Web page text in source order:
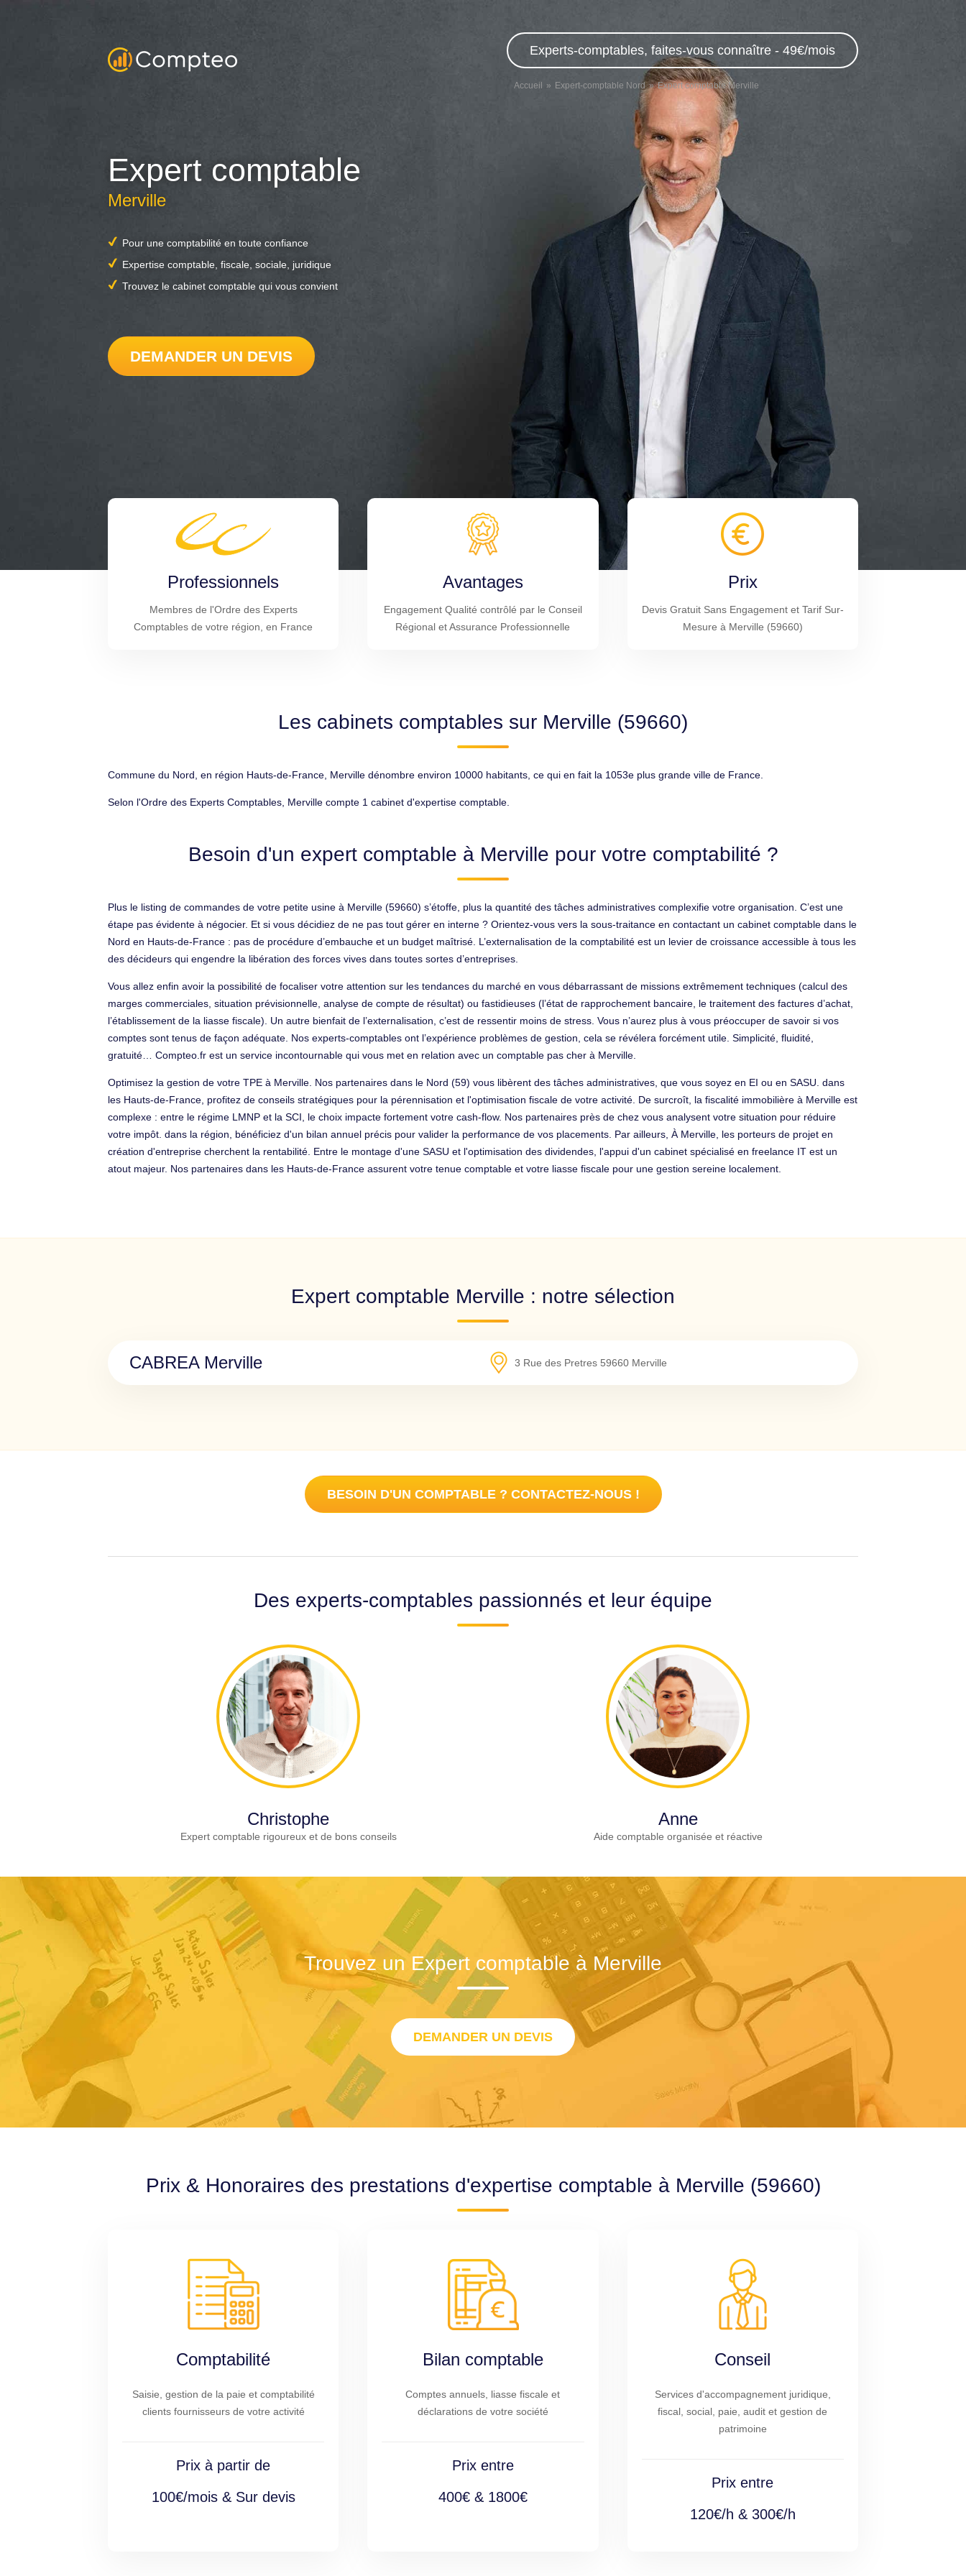
Experts-comptables, faites-vous connaître - 49€/mois
Accueil Expert-comptable Nord Expert comptable Merville
Expert comptable
Merville
Pour une comptabilité en toute confiance
Expertise comptable, fiscale, sociale, juridique
Trouvez le cabinet comptable qui vous convient
DEMANDER UN DEVIS
Professionnels
Membres de l'Ordre des Experts
Comptables de votre région, en France
Avantages
Engagement Qualité contrôlé par le Conseil
Régional et Assurance Professionnelle
Prix
Devis Gratuit Sans Engagement et Tarif Sur-
Mesure à Merville (59660)
Les cabinets comptables sur Merville (59660)
Commune du Nord, en région Hauts-de-France, Merville dénombre environ 10000 habitants, ce qui en fait la 1053e plus grande ville de France.
Selon l'Ordre des Experts Comptables, Merville compte 1 cabinet d'expertise comptable.
Besoin d'un expert comptable à Merville pour votre comptabilité ?
Plus le listing de commandes de votre petite usine à Merville (59660) s’étoffe, plus la quantité des tâches administratives complexifie votre organisation. C’est une
étape pas évidente à négocier. Et si vous décidiez de ne pas tout gérer en interne ? Orientez-vous vers la sous-traitance en contactant un cabinet comptable dans le
Nord en Hauts-de-France : pas de procédure d’embauche et un budget maîtrisé. L’externalisation de la comptabilité est un levier de croissance accessible à tous les
des décideurs qui engendre la libération des forces vives dans toutes sortes d’entreprises.
Vous allez enfin avoir la possibilité de focaliser votre attention sur les tendances du marché en vous débarrassant de missions extrêmement techniques (calcul des
marges commerciales, situation prévisionnelle, analyse de compte de résultat) ou fastidieuses (l’état de rapprochement bancaire, le traitement des factures d’achat,
l’établissement de la liasse fiscale). Un autre bienfait de l’externalisation, c’est de ressentir moins de stress. Vous n’aurez plus à vous préoccuper de savoir si vos
comptes sont tenus de façon adéquate. Nos experts-comptables ont l’expérience problèmes de gestion, cela se révélera forcément utile. Simplicité, fluidité,
gratuité… Compteo.fr est un service incontournable qui vous met en relation avec un comptable pas cher à Merville.
Optimisez la gestion de votre TPE à Merville. Nos partenaires dans le Nord (59) vous libèrent des tâches administratives, que vous soyez en EI ou en SASU. dans
les Hauts-de-France, profitez de conseils stratégiques pour la pérennisation et l'optimisation fiscale de votre activité. De surcroît, la fiscalité immobilière à Merville est
complexe : entre le régime LMNP et la SCI, le choix impacte fortement votre cash-flow. Nos partenaires près de chez vous analysent votre situation pour réduire
votre impôt. dans la région, bénéficiez d'un bilan annuel précis pour valider la performance de vos placements. Par ailleurs, À Merville, les porteurs de projet en
création d'entreprise cherchent la rentabilité. Entre le montage d'une SASU et l'optimisation des dividendes, l'appui d'un cabinet spécialisé en freelance IT est un
atout majeur. Nos partenaires dans les Hauts-de-France assurent votre tenue comptable et votre liasse fiscale pour une gestion sereine localement.
Expert comptable Merville : notre sélection
CABREA Merville 3 Rue des Pretres 59660 Merville
BESOIN D'UN COMPTABLE ? CONTACTEZ-NOUS !
Des experts-comptables passionnés et leur équipe
Christophe
Expert comptable rigoureux et de bons conseils
Anne
Aide comptable organisée et réactive
Trouvez un Expert comptable à Merville
DEMANDER UN DEVIS
Prix & Honoraires des prestations d'expertise comptable à Merville (59660)
Comptabilité
Saisie, gestion de la paie et comptabilité
clients fournisseurs de votre activité
Prix à partir de
100€/mois & Sur devis
Bilan comptable
Comptes annuels, liasse fiscale et
déclarations de votre société
Prix entre
400€ & 1800€
Conseil
Services d'accompagnement juridique,
fiscal, social, paie, audit et gestion de
patrimoine
Prix entre
120€/h & 300€/h